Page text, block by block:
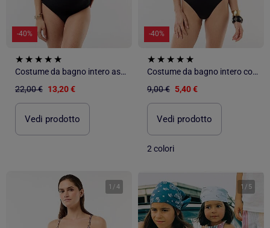
-40%
Costume da bagno intero asimmetrico
22,00 € 13,20 €
Vedi prodotto
-40%
Costume da bagno intero con scollatura profonda e dettaglio gioiello
9,00 € 5,40 €
Vedi prodotto
2 colori
1 /4 1 / 5